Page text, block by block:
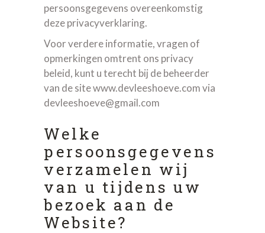
persoonsgegevens overeenkomstig
deze privacyverklaring.
Voor verdere informatie, vragen of
opmerkingen omtrent ons privacy
beleid, kunt u terecht bij de beheerder
van de site www.devleeshoeve.com via
devleeshoeve@gmail.com
Welke
persoonsgegevens
verzamelen wij
van u tijdens uw
bezoek aan de
Website?